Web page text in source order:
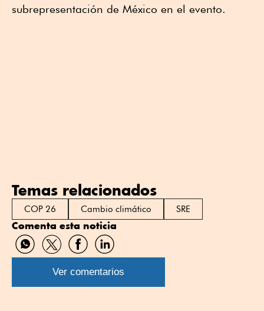
subrepresentación de México en el evento.
Temas relacionados
COP 26 Cambio climático SRE
Comenta esta noticia
Compartir
por
WhatsApp
Compartir
por
Twitter
Compartir
por
Facebook
Compartir
por
Linkedin
Ver comentarios